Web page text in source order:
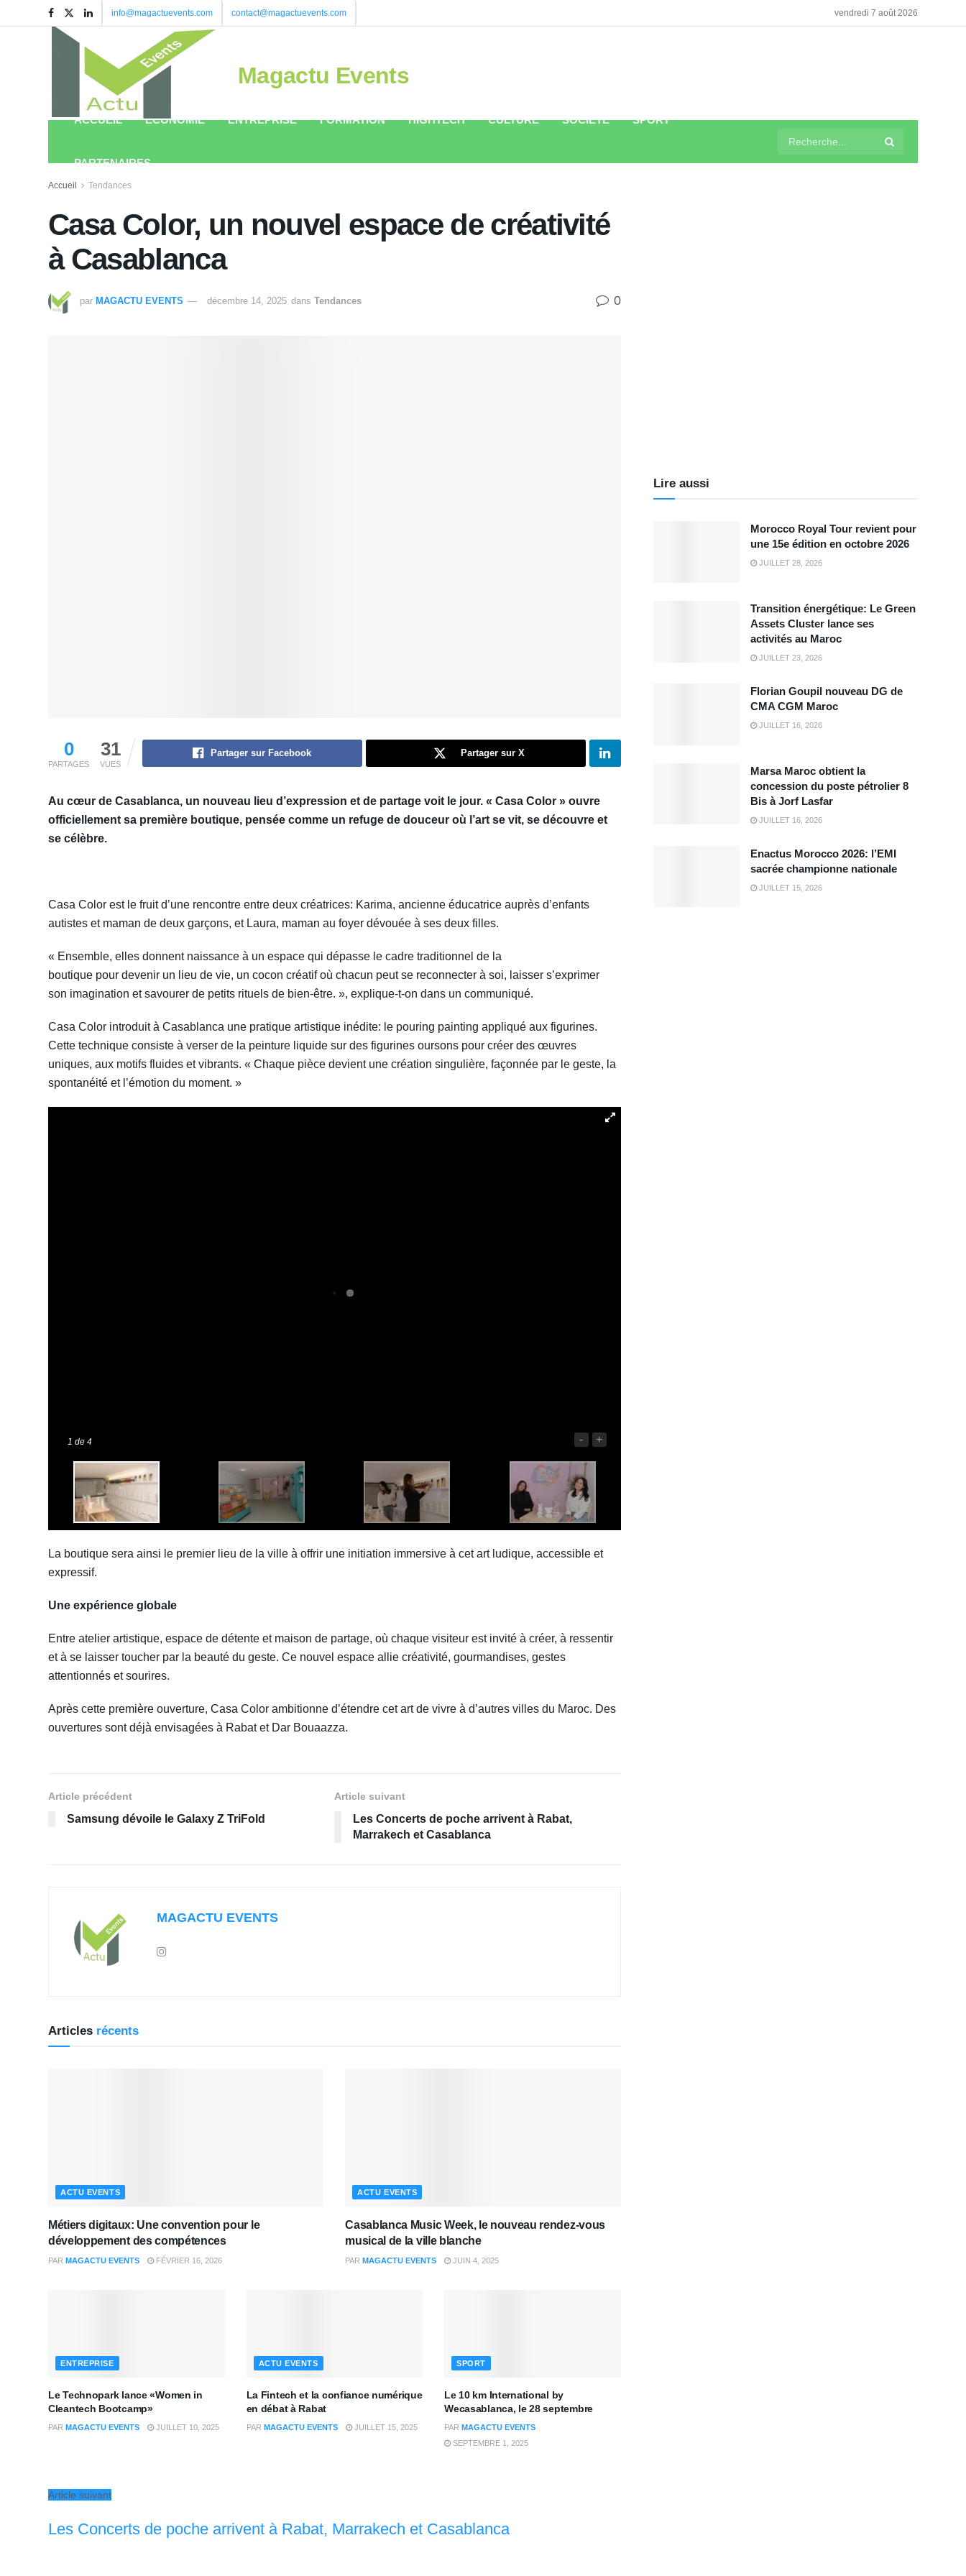
info@magactuevents.com contact@magactuevents.com vendredi 7 août 2026
Magactu Events
ACCUEIL ÉCONOMIE ENTREPRISE FORMATION HIGHTECH CULTURE SOCIÉTÉ SPORT
PARTENAIRES
Accueil Tendances
Casa Color, un nouvel espace de créativité
à Casablanca
par MAGACTU EVENTS décembre 14, 2025 dans Tendances 0
0
PARTAGES
31
VUES
Partager sur Facebook Partager sur X
Au cœur de Casablanca, un nouveau lieu d’expression et de partage voit le jour. « Casa Color » ouvre
officiellement sa première boutique, pensée comme un refuge de douceur où l’art se vit, se découvre et
se célèbre.
Casa Color est le fruit d’une rencontre entre deux créatrices: Karima, ancienne éducatrice auprès d’enfants
autistes et maman de deux garçons, et Laura, maman au foyer dévouée à ses deux filles.
« Ensemble, elles donnent naissance à un espace qui dépasse le cadre traditionnel de la
boutique pour devenir un lieu de vie, un cocon créatif où chacun peut se reconnecter à soi, laisser s’exprimer
son imagination et savourer de petits rituels de bien-être. », explique-t-on dans un communiqué.
Casa Color introduit à Casablanca une pratique artistique inédite: le pouring painting appliqué aux figurines.
Cette technique consiste à verser de la peinture liquide sur des figurines oursons pour créer des œuvres
uniques, aux motifs fluides et vibrants. « Chaque pièce devient une création singulière, façonnée par le geste, la
spontanéité et l’émotion du moment. »
1 de 4 - +
La boutique sera ainsi le premier lieu de la ville à offrir une initiation immersive à cet art ludique, accessible et
expressif.
Une expérience globale
Entre atelier artistique, espace de détente et maison de partage, où chaque visiteur est invité à créer, à ressentir
et à se laisser toucher par la beauté du geste. Ce nouvel espace allie créativité, gourmandises, gestes
attentionnés et sourires.
Après cette première ouverture, Casa Color ambitionne d’étendre cet art de vivre à d’autres villes du Maroc. Des
ouvertures sont déjà envisagées à Rabat et Dar Bouaazza.
Article précédent
Samsung dévoile le Galaxy Z TriFold
Article suivant
Les Concerts de poche arrivent à Rabat,
Marrakech et Casablanca
MAGACTU EVENTS
Articles récents
ACTU EVENTS
Métiers digitaux: Une convention pour le
développement des compétences
PAR MAGACTU EVENTS FÉVRIER 16, 2026
ACTU EVENTS
Casablanca Music Week, le nouveau rendez-vous
musical de la ville blanche
PAR MAGACTU EVENTS JUIN 4, 2025
ENTREPRISE
Le Technopark lance «Women in
Cleantech Bootcamp»
PAR MAGACTU EVENTS JUILLET 10, 2025
ACTU EVENTS
La Fintech et la confiance numérique
en débat à Rabat
PAR MAGACTU EVENTS JUILLET 15, 2025
SPORT
Le 10 km International by
Wecasablanca, le 28 septembre
PAR MAGACTU EVENTS
SEPTEMBRE 1, 2025
Article suivant
Les Concerts de poche arrivent à Rabat, Marrakech et Casablanca
Lire aussi
Morocco Royal Tour revient pour
une 15e édition en octobre 2026
JUILLET 28, 2026
Transition énergétique: Le Green
Assets Cluster lance ses
activités au Maroc
JUILLET 23, 2026
Florian Goupil nouveau DG de
CMA CGM Maroc
JUILLET 16, 2026
Marsa Maroc obtient la
concession du poste pétrolier 8
Bis à Jorf Lasfar
JUILLET 16, 2026
Enactus Morocco 2026: l’EMI
sacrée championne nationale
JUILLET 15, 2026